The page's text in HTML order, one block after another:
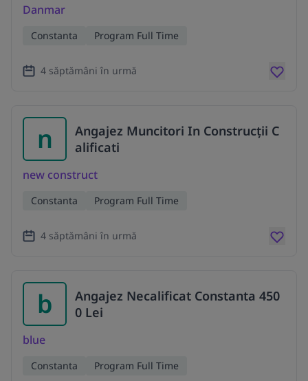
Danmar
Constanta Program Full Time
4 săptămâni în urmă
n
Angajez Muncitori In Construcții C
alificati
new construct
Constanta Program Full Time
4 săptămâni în urmă
b
Angajez Necalificat Constanta 450
0 Lei
blue
Constanta Program Full Time